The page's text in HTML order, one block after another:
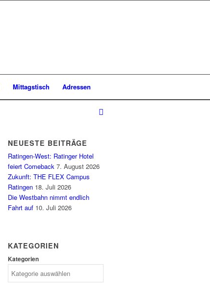
Mittagstisch Adressen
NEUESTE BEITRÄGE
Ratingen-West: Ratinger Hotel
feiert Comeback 7. August 2026
Zukunft: THE FLEX Campus
Ratingen 18. Juli 2026
Die Westbahn nimmt endlich
Fahrt auf 10. Juli 2026
KATEGORIEN
Kategorien